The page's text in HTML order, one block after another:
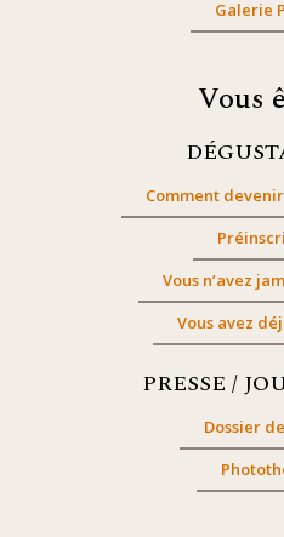
Galerie
Vous
Comment
Vous n’avez
Vous avez
PRESSE /
Dossier